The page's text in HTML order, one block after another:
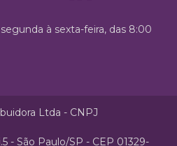
à sexta-feira, das 8:00
Ltda - CNPJ
- São Paulo/SP - CEP 01329-